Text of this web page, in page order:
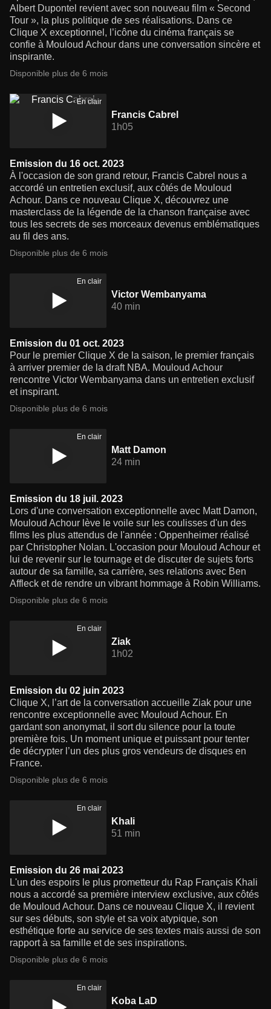
Albert Dupontel revient avec son nouveau film « Second
Tour », la plus politique de ses réalisations. Dans ce
Clique X exceptionnel, l’icône du cinéma français se
confie à Mouloud Achour dans une conversation sincère et
inspirante.
Disponible plus de 6 mois
En clair
Francis Cabrel
1h05
Emission du 16 oct. 2023
À l'occasion de son grand retour, Francis Cabrel nous a
accordé un entretien exclusif, aux côtés de Mouloud
Achour. Dans ce nouveau Clique X, découvrez une
masterclass de la légende de la chanson française avec
tous les secrets de ses morceaux devenus emblématiques
au fil des ans.
Disponible plus de 6 mois
En clair
Victor Wembanyama
40 min
Emission du 01 oct. 2023
Pour le premier Clique X de la saison, le premier français
à arriver premier de la draft NBA. Mouloud Achour
rencontre Victor Wembanyama dans un entretien exclusif
et inspirant.
Disponible plus de 6 mois
En clair
Matt Damon
24 min
Emission du 18 juil. 2023
Lors d'une conversation exceptionnelle avec Matt Damon,
Mouloud Achour lève le voile sur les coulisses d'un des
films les plus attendus de l'année : Oppenheimer réalisé
par Christopher Nolan. L'occasion pour Mouloud Achour et
lui de revenir sur le tournage et de discuter de sujets forts
autour de sa famille, sa carrière, ses relations avec Ben
Affleck et de rendre un vibrant hommage à Robin Williams.
Disponible plus de 6 mois
En clair
Ziak
1h02
Emission du 02 juin 2023
Clique X, l’art de la conversation accueille Ziak pour une
rencontre exceptionnelle avec Mouloud Achour. En
gardant son anonymat, il sort du silence pour la toute
première fois. Un moment unique et puissant pour tenter
de décrypter l’un des plus gros vendeurs de disques en
France.
Disponible plus de 6 mois
En clair
Khali
51 min
Emission du 26 mai 2023
L'un des espoirs le plus prometteur du Rap Français Khali
nous a accordé sa première interview exclusive, aux côtés
de Mouloud Achour. Dans ce nouveau Clique X, il revient
sur ses débuts, son style et sa voix atypique, son
esthétique forte au service de ses textes mais aussi de son
rapport à sa famille et de ses inspirations.
Disponible plus de 6 mois
En clair
Koba LaD